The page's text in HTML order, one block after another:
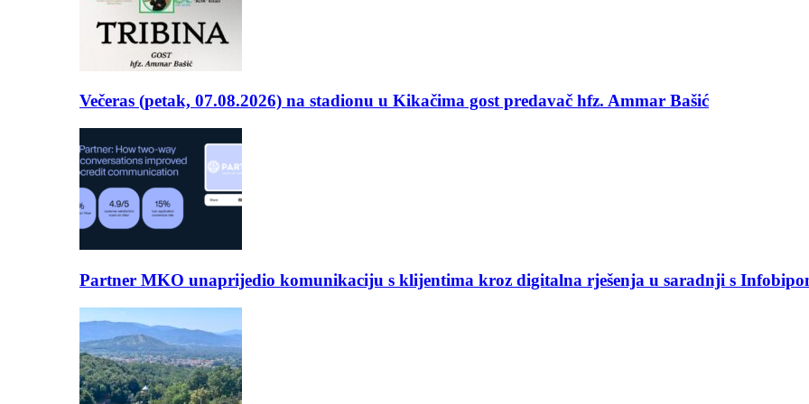
Večeras (petak, 07.08.2026) na stadionu u Kikačima gost predavač hfz. Ammar Bašić
Partner MKO unaprijedio komunikaciju s klijentima kroz digitalna rješenja u saradnji s